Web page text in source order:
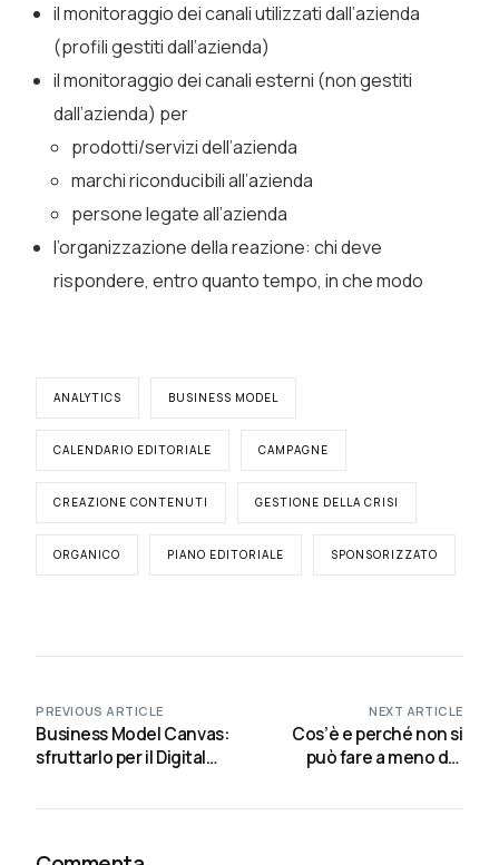
il monitoraggio dei canali utilizzati dall’azienda
(profili gestiti dall’azienda)
il monitoraggio dei canali esterni (non gestiti
dall’azienda) per
prodotti/servizi dell’azienda
marchi riconducibili all’azienda
persone legate all’azienda
l’organizzazione della reazione: chi deve
rispondere, entro quanto tempo, in che modo
ANALYTICS BUSINESS MODEL
CALENDARIO EDITORIALE CAMPAGNE
CREAZIONE CONTENUTI GESTIONE DELLA CRISI
ORGANICO PIANO EDITORIALE SPONSORIZZATO
PREVIOUS ARTICLE
Business Model Canvas:
sfruttarlo per il Digital
NEXT ARTICLE
Cos’è e perché non si
può fare a meno del